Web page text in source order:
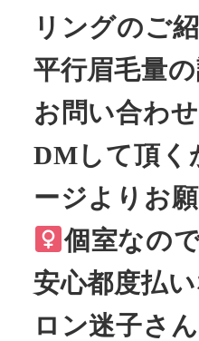
リングのご
平行眉毛量の
お問い合わ
DMして頂く
ージよりお
個室なの
安心︎︎︎︎︎都度払
ロン迷子さ